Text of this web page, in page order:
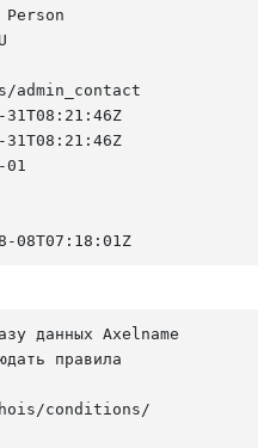
admin_contact
08T07:18:01Z
данных Axelname
правила
conditions/